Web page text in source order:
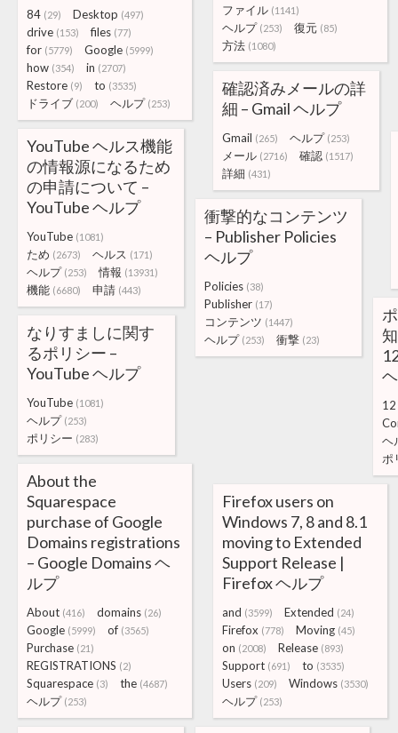
ファイル (1141)
ヘルプ (253) 復元 (85)
方法 (1080)
84 (29) Desktop (497)
drive (153) files (77)
for (5779) Google (5999)
how (354) in (2707)
Restore (9) to (3535)
ドライブ (200) ヘルプ (253)
確認済みメールの詳
細 – Gmail ヘルプ
Gmail (265) ヘルプ (253)
メール (2716) 確認 (1517)
詳細 (431)
YouTube ヘルス機能
の情報源になるため
の申請について –
YouTube ヘルプ
YouTube (1081)
ため (2673) ヘルス (171)
ヘルプ (253) 情報 (13931)
機能 (6680) 申請 (443)
衝撃的なコンテンツ
– Publisher Policies
ヘルプ
Policies (38)
Publisher (17)
コンテンツ (1447)
ヘルプ (253) 衝撃 (23)
12
ヘ
ポ
なりすましに関す
るポリシー –
YouTube ヘルプ
YouTube (1081)
ヘルプ (253)
ポリシー (283)
About the
Squarespace
purchase of Google
Domains registrations
– Google Domains ヘ
ルプ
About (416) domains (26)
Google (5999) of (3565)
Purchase (21)
REGISTRATIONS (2)
Squarespace (3) the (4687)
ヘルプ (253)
Firefox users on
Windows 7, 8 and 8.1
moving to Extended
Support Release |
Firefox ヘルプ
and (3599) Extended (24)
Firefox (778) Moving (45)
on (2008) Release (893)
Support (691) to (3535)
Users (209) Windows (3530)
ヘルプ (253)